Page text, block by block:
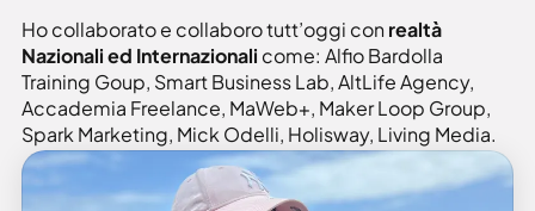
Ho collaborato e collaboro tutt’oggi conrealtà
Nazionali ed Internazionali come: Alfio Bardolla
Training Goup, Smart Business Lab, AltLife Agency,
Accademia Freelance, MaWeb+, Maker Loop Group,
Spark Marketing, Mick Odelli, Holisway, Living Media.